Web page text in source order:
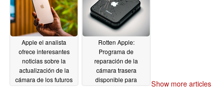
Apple el analista
ofrece interesantes
noticias sobre la
actualización de la
cámara de los futuros
Rotten Apple:
Programa de
reparación de la
cámara trasera
disponible para
Show more articles